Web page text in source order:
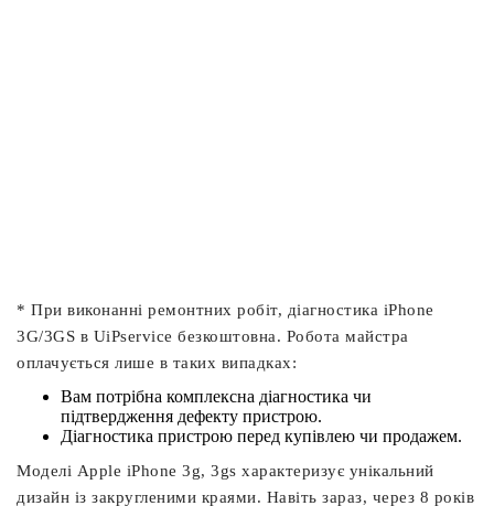
* При виконанні ремонтних робіт, діагностика iPhone
3G/3GS в UiPservice безкоштовна. Робота майстра
оплачується лише в таких випадках:
Вам потрібна комплексна діагностика чи
підтвердження дефекту пристрою.
Діагностика пристрою перед купівлею чи продажем.
Моделі Apple iPhone 3g, 3gs характеризує унікальний
дизайн із закругленими краями. Навіть зараз, через 8 років